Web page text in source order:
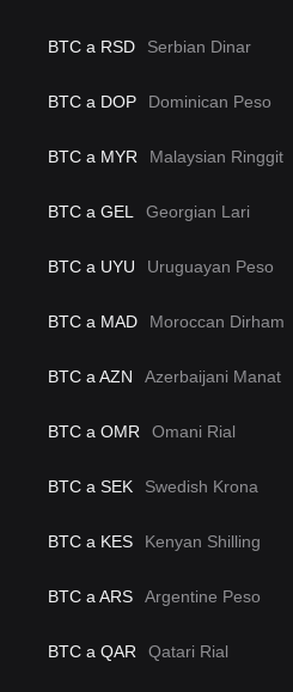
BTC a RSD Serbian Dinar
BTC a DOP Dominican Peso
BTC a MYR Malaysian Ringgit
BTC a GEL Georgian Lari
BTC a UYU Uruguayan Peso
BTC a MAD Moroccan Dirham
BTC a AZN Azerbaijani Manat
BTC a OMR Omani Rial
BTC a SEK Swedish Krona
BTC a KES Kenyan Shilling
BTC a ARS Argentine Peso
BTC a QAR Qatari Rial